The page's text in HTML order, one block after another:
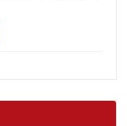
Works | Travel